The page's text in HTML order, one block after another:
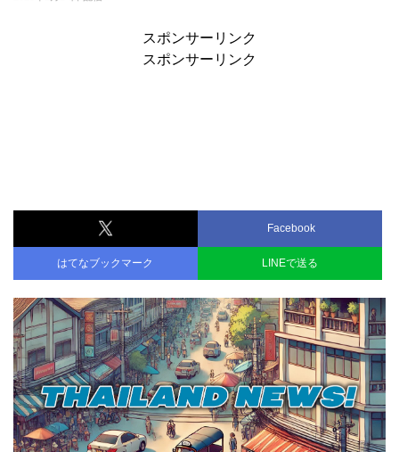
スポンサーリンク
スポンサーリンク
Facebook
はてなブックマーク LINEで送る